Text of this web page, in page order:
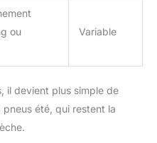
ou
Variable
il devient plus simple de
été, qui restent la